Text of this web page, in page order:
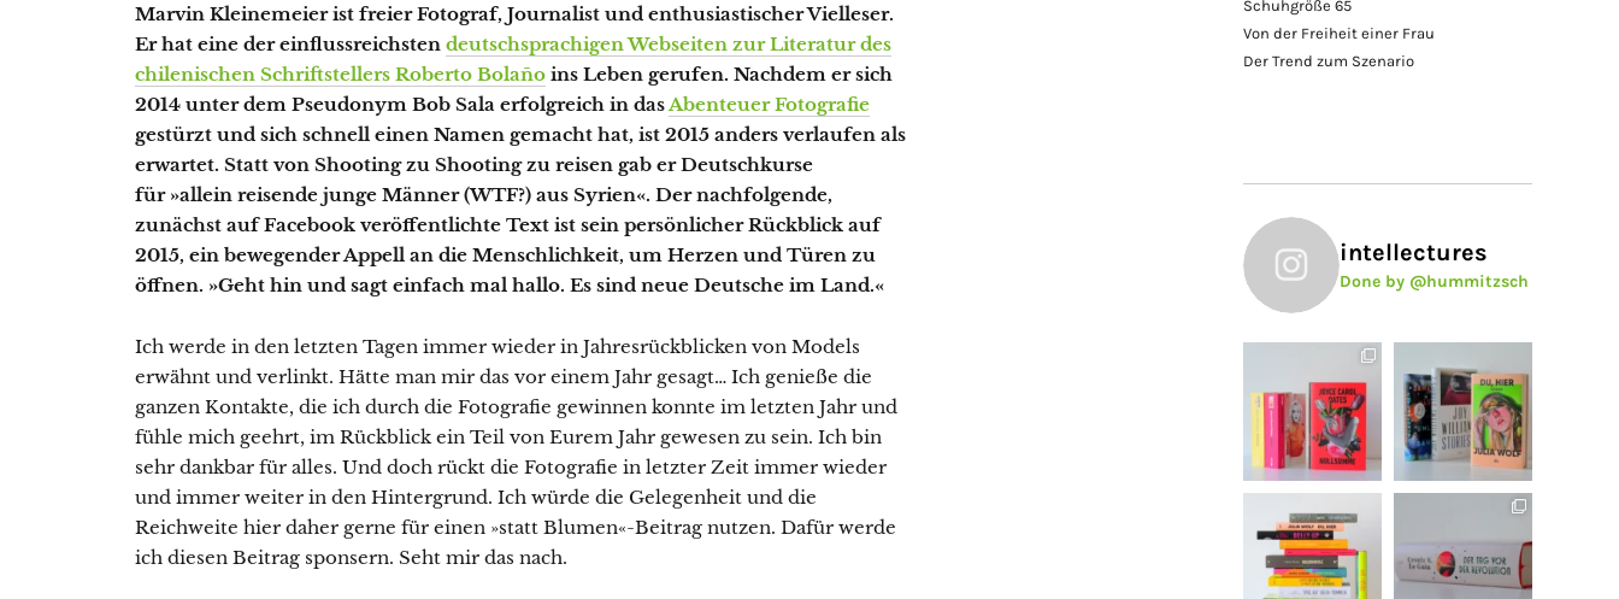
Marvin Kleinemeier ist freier Fotograf, Journalist und enthusiastischer Vielleser.
Er hat eine der einflussreichsten deutschsprachigen Webseiten zur Literatur des
chilenischen Schriftstellers Roberto Bolaño ins Leben gerufen. Nachdem er sich
2014 unter dem Pseudonym Bob Sala erfolgreich in dasAbenteuer Fotografie
gestürzt und sich schnell einen Namen gemacht hat, ist 2015 anders verlaufen als
erwartet. Statt von Shooting zu Shooting zu reisen gab er Deutschkurse
für »allein reisende junge Männer (WTF?) aus Syrien«. Der nachfolgende,
zunächst auf Facebook veröffentlichte Text ist sein persönlicher Rückblick auf
2015, ein bewegender Appell an die Menschlichkeit, um Herzen und Türen zu
öffnen. »Geht hin und sagt einfach mal hallo. Es sind neue Deutsche im Land.«
Ich werde in den letzten Tagen immer wieder in Jahresrückblicken von Models
erwähnt und verlinkt. Hätte man mir das vor einem Jahr gesagt… Ich genieße die
ganzen Kontakte, die ich durch die Fotografie gewinnen konnte im letzten Jahr und
fühle mich geehrt, im Rückblick ein Teil von Eurem Jahr gewesen zu sein. Ich bin
sehr dankbar für alles. Und doch rückt die Fotografie in letzter Zeit immer wieder
und immer weiter in den Hintergrund. Ich würde die Gelegenheit und die
Reichweite hier daher gerne für einen »statt Blumen«-Beitrag nutzen. Dafür werde
ich diesen Beitrag sponsern. Seht mir das nach.
Schuhgröße 65
Von der Freiheit einer Frau
Der Trend zum Szenario
intellectures
Done by @hummitzsch